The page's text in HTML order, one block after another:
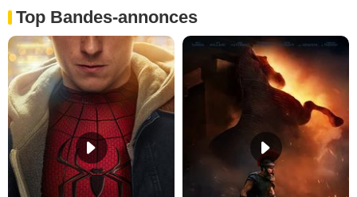
Top Bandes-annonces